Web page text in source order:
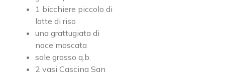
1 bicchiere piccolo di
latte di riso
una grattugiata di
noce moscata
sale grosso q.b.
2 vasi Cascina San